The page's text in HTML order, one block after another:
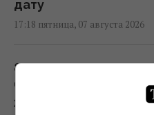
дату
17:18 пятница, 07 августа 2026
8 августа:
что нужно сделать,
желание